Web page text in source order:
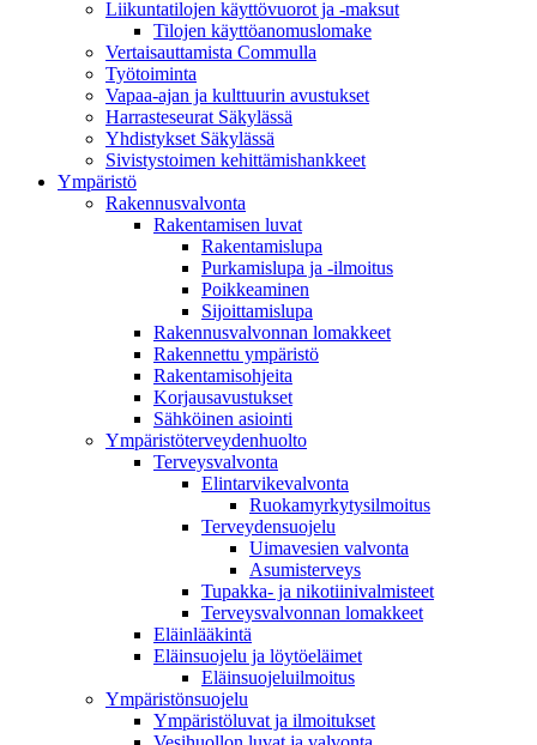
Liikuntatilojen käyttövuorot ja -maksut
Tilojen käyttöanomuslomake
Vertaisauttamista Commulla
Työtoiminta
Vapaa-ajan ja kulttuurin avustukset
Harrasteseurat Säkylässä
Yhdistykset Säkylässä
Sivistystoimen kehittämishankkeet
Ympä­ristö
Rakennusvalvonta
Rakentamisen luvat
Rakentamislupa
Purkamislupa ja -ilmoitus
Poikkeaminen
Sijoittamislupa
Rakennusvalvonnan lomakkeet
Rakennettu ympäristö
Rakentamisohjeita
Korjausavustukset
Sähköinen asiointi
Ympäristöterveydenhuolto
Terveysvalvonta
Elintarvikevalvonta
Ruokamyrkytysilmoitus
Terveydensuojelu
Uimavesien valvonta
Asumisterveys
Tupakka- ja nikotiinivalmisteet
Terveysvalvonnan lomakkeet
Eläinlääkintä
Eläinsuojelu ja löytöeläimet
Eläinsuojeluilmoitus
Ympäristönsuojelu
Ympäristöluvat ja ilmoitukset